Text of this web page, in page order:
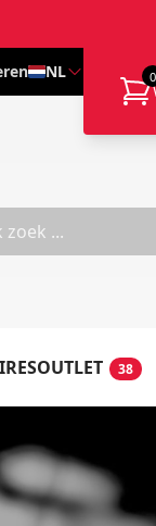
NL 0
OUTLET 38